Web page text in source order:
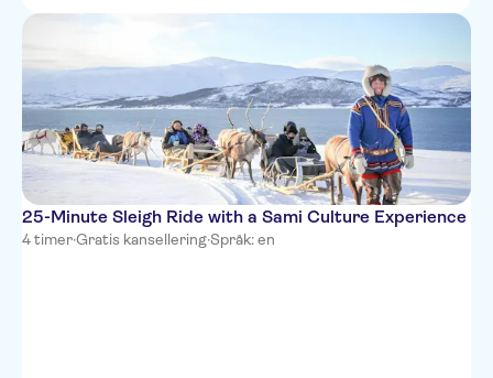
25-Minute Sleigh Ride with a Sami Culture Experience
4 timer·Gratis kansellering·Språk: en